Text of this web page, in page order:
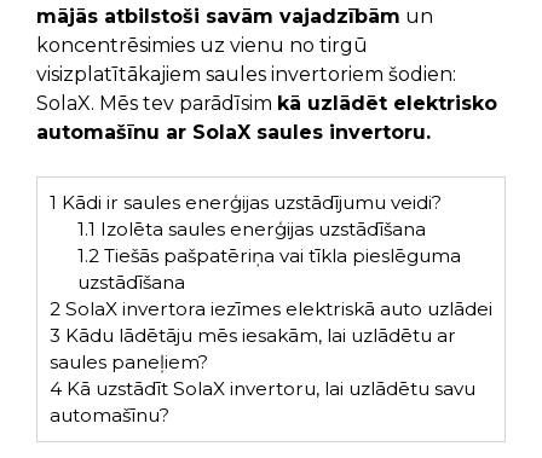
mājās atbilstoši savām vajadzībām un
koncentrēsimies uz vienu no tirgū
visizplatītākajiem saules invertoriem šodien:
SolaX. Mēs tev parādīsim kā uzlādēt elektrisko
automašīnu ar SolaX saules invertoru.
1 Kādi ir saules enerģijas uzstādījumu veidi?
1.1 Izolēta saules enerģijas uzstādīšana
1.2Tiešās pašpatēriņa vai tīkla pieslēguma
uzstādīšana
2 SolaX invertora iezīmes elektriskā auto uzlādei
3 Kādu lādētāju mēs iesakām, lai uzlādētu ar
saules paneļiem?
4 Kā uzstādīt SolaX invertoru, lai uzlādētu savu
automašīnu?